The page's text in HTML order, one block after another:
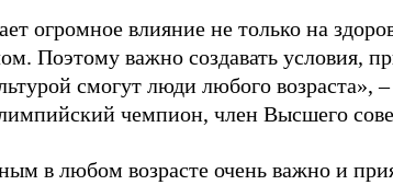
огромное влияние не только на
Поэтому важно создавать условия,
смогут люди любого возраста»,
чемпион, член Высшего
в любом возрасте очень важно и